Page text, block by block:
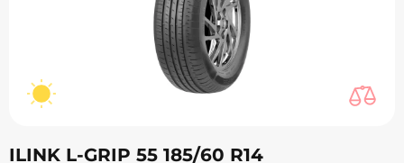
ILINK L-GRIP 55 185/60 R14